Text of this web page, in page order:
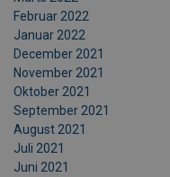
Februar 2022
Januar 2022
December 2021
November 2021
Oktober 2021
September 2021
August 2021
Juli 2021
Juni 2021